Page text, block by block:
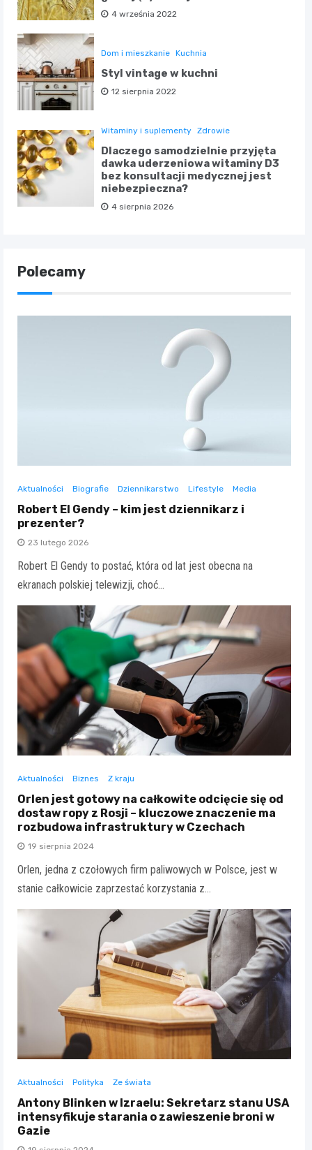
4 września 2022
Dom i mieszkanie Kuchnia
Styl vintage w kuchni
12 sierpnia 2022
Witaminy i suplementy Zdrowie
Dlaczego samodzielnie przyjęta
dawka uderzeniowa witaminy D3
bez konsultacji medycznej jest
niebezpieczna?
4 sierpnia 2026
Polecamy
Aktualności Biografie Dziennikarstwo Lifestyle Media
Robert El Gendy – kim jest dziennikarz i
prezenter?
23 lutego 2026
Robert El Gendy to postać, która od lat jest obecna na
ekranach polskiej telewizji, choć…
Aktualności Biznes Z kraju
Orlen jest gotowy na całkowite odcięcie się od
dostaw ropy z Rosji – kluczowe znaczenie ma
rozbudowa infrastruktury w Czechach
19 sierpnia 2024
Orlen, jedna z czołowych firm paliwowych w Polsce, jest w
stanie całkowicie zaprzestać korzystania z…
Aktualności Polityka Ze świata
Antony Blinken w Izraelu: Sekretarz stanu USA
intensyfikuje starania o zawieszenie broni w
Gazie